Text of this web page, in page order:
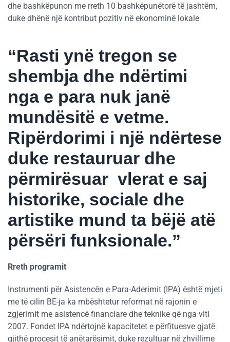
dhe bashkëpunon me rreth 10 bashkëpunëtorë të jashtëm,
duke dhënë një kontribut pozitiv në ekonominë lokale
“Rasti ynë tregon se
shembja dhe ndërtimi
nga e para nuk janë
mundësitë e vetme.
Ripërdorimi i një ndërtese
duke restauruar dhe
përmirësuar vlerat e saj
historike, sociale dhe
artistike mund ta bëjë atë
përsëri funksionale.”
Rreth programit
Instrumenti për Asistencën e Para-Aderimit (IPA) është mjeti
me të cilin BE-ja ka mbështetur reformat në rajonin e
zgjerimit me asistencë financiare dhe teknike që nga viti
2007. Fondet IPA ndërtojnë kapacitetet e përfituesve gjatë
gjithë procesit të anëtarësimit, duke rezultuar në zhvillime